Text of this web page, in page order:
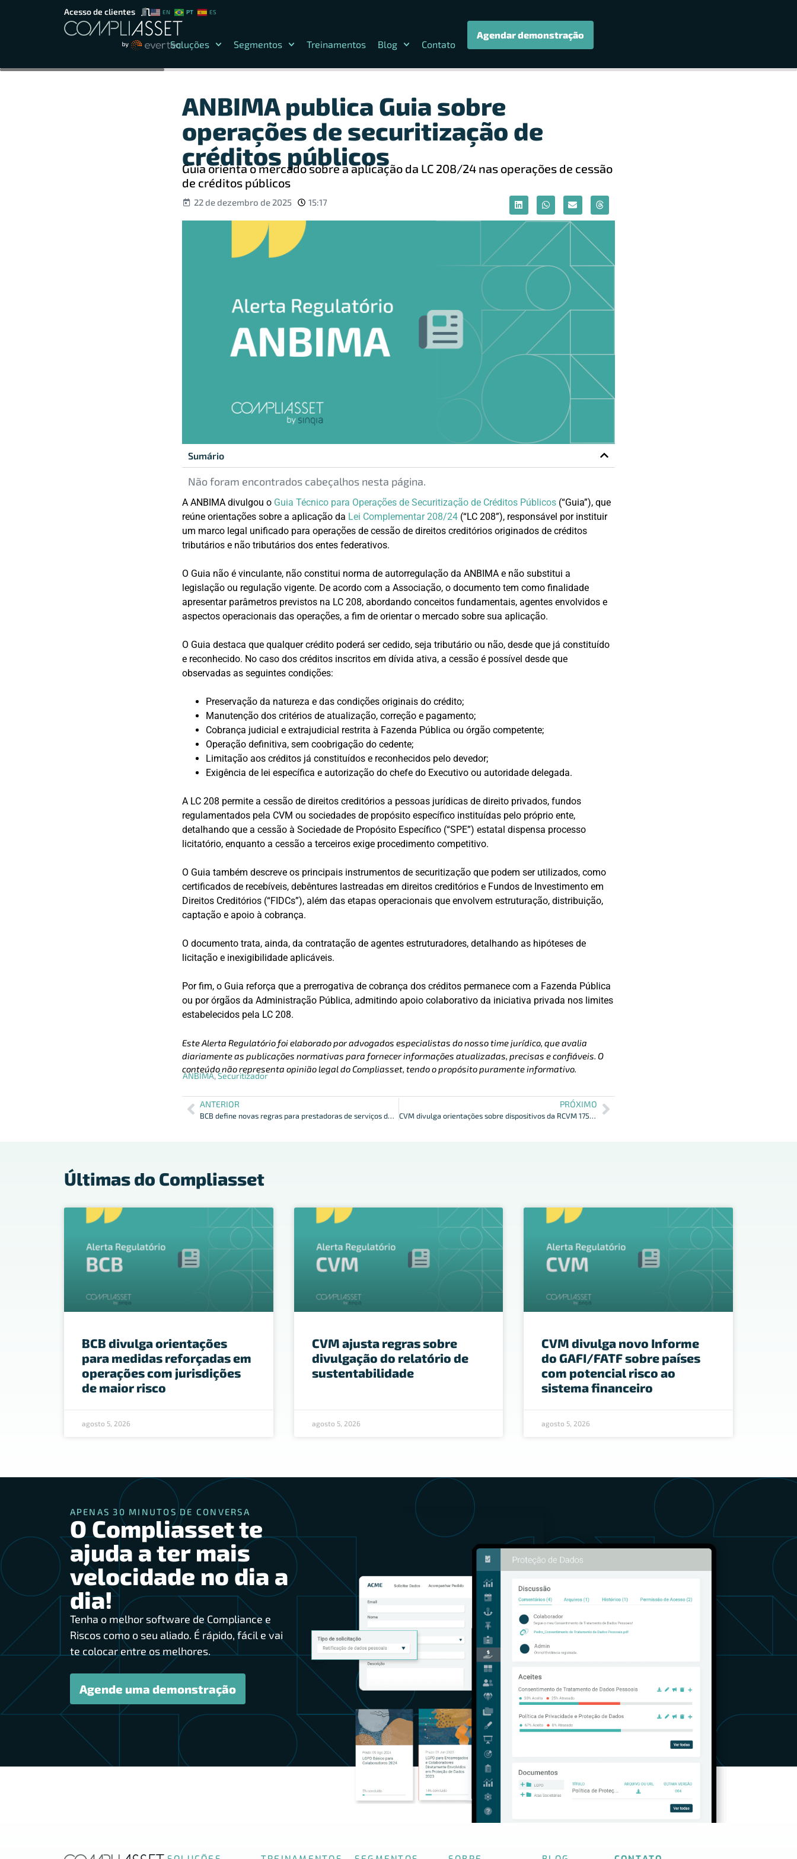
Acesso de clientes EN PT ES
Soluções Segmentos Treinamentos Blog Contato
Agendar demonstração
ANBIMA publica Guia sobre
operações de securitização de
créditos públicos
Guia orienta o mercado sobre a aplicação da LC 208/24 nas operações de cessão
de créditos públicos
22 de dezembro de 2025 15:17
Sumário
Não foram encontrados cabeçalhos nesta página.
A ANBIMA divulgou o Guia Técnico para Operações de Securitização de Créditos Públicos (“Guia”), que
reúne orientações sobre a aplicação da Lei Complementar 208/24 (“LC 208”), responsável por instituir
um marco legal unificado para operações de cessão de direitos creditórios originados de créditos
tributários e não tributários dos entes federativos.
O Guia não é vinculante, não constitui norma de autorregulação da ANBIMA e não substitui a
legislação ou regulação vigente. De acordo com a Associação, o documento tem como finalidade
apresentar parâmetros previstos na LC 208, abordando conceitos fundamentais, agentes envolvidos e
aspectos operacionais das operações, a fim de orientar o mercado sobre sua aplicação.
O Guia destaca que qualquer crédito poderá ser cedido, seja tributário ou não, desde que já constituído
e reconhecido. No caso dos créditos inscritos em dívida ativa, a cessão é possível desde que
observadas as seguintes condições:
Preservação da natureza e das condições originais do crédito;
Manutenção dos critérios de atualização, correção e pagamento;
Cobrança judicial e extrajudicial restrita à Fazenda Pública ou órgão competente;
Operação definitiva, sem coobrigação do cedente;
Limitação aos créditos já constituídos e reconhecidos pelo devedor;
Exigência de lei específica e autorização do chefe do Executivo ou autoridade delegada.
A LC 208 permite a cessão de direitos creditórios a pessoas jurídicas de direito privados, fundos
regulamentados pela CVM ou sociedades de propósito específico instituídas pelo próprio ente,
detalhando que a cessão à Sociedade de Propósito Específico (“SPE”) estatal dispensa processo
licitatório, enquanto a cessão a terceiros exige procedimento competitivo.
O Guia também descreve os principais instrumentos de securitização que podem ser utilizados, como
certificados de recebíveis, debêntures lastreadas em direitos creditórios e Fundos de Investimento em
Direitos Creditórios (“FIDCs”), além das etapas operacionais que envolvem estruturação, distribuição,
captação e apoio à cobrança.
O documento trata, ainda, da contratação de agentes estruturadores, detalhando as hipóteses de
licitação e inexigibilidade aplicáveis.
Por fim, o Guia reforça que a prerrogativa de cobrança dos créditos permanece com a Fazenda Pública
ou por órgãos da Administração Pública, admitindo apoio colaborativo da iniciativa privada nos limites
estabelecidos pela LC 208.
Este Alerta Regulatório foi elaborado por advogados especialistas do nosso time jurídico, que avalia
diariamente as publicações normativas para fornecer informações atualizadas, precisas e confiáveis. O
conteúdo não representa opinião legal do Compliasset, tendo o propósito puramente informativo.
ANBIMA,Securitizador
ANTERIOR
BCB define novas regras para prestadoras de serviços de ativos virtuais
PRÓXIMO
CVM divulga orientações sobre dispositivos da RCVM 175 aplicáveis a FIDC, FII e FIAGRO
Últimas do Compliasset
BCB divulga orientações
para medidas reforçadas em
operações com jurisdições
de maior risco
agosto 5, 2026
CVM ajusta regras sobre
divulgação do relatório de
sustentabilidade
agosto 5, 2026
CVM divulga novo Informe
do GAFI/FATF sobre países
com potencial risco ao
sistema financeiro
agosto 5, 2026
APENAS 30 MINUTOS DE CONVERSA
O Compliasset te
ajuda a ter mais
velocidade no dia a
dia!
Tenha o melhor software de Compliance e
Riscos como o seu aliado. É rápido, fácil e vai
te colocar entre os melhores.
Agende uma demonstração